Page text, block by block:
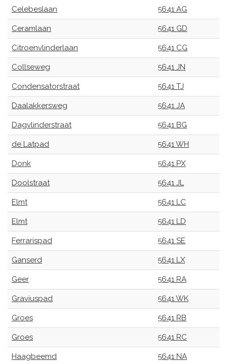
Celebeslaan 5641 AG
Ceramlaan 5641 GD
Citroenvlinderlaan 5641 CG
Collseweg 5641 JN
Condensatorstraat 5641 TJ
Daalakkersweg 5641 JA
Dagvlinderstraat 5641 BG
de Latpad 5641 WH
Donk 5641 PX
Doolstraat 5641 JL
Elmt 5641 LC
Elmt 5641 LD
Ferrarispad 5641 SE
Ganserd 5641 LX
Geer 5641 RA
Graviuspad 5641 WK
Groes 5641 RB
Groes 5641 RC
Haagbeemd 5641 NA